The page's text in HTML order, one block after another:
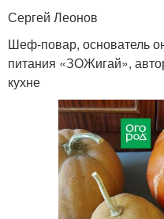
Сергей Леонов
Шеф-повар, основатель
питания «ЗОЖигай»,
кухне